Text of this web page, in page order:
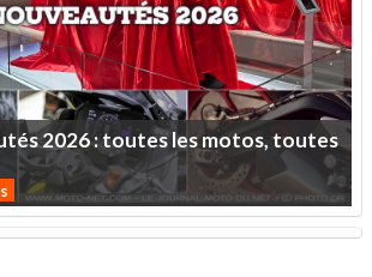
2026:touteslesmotos,toutes